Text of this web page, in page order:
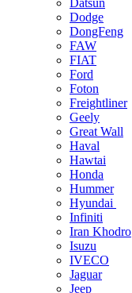
Datsun
Dodge
DongFeng
FAW
FIAT
Ford
Foton
Freightliner
Geely
Great Wall
Haval
Hawtai
Honda
Hummer
Hyundai
Infiniti
Iran Khodro
Isuzu
IVECO
Jaguar
Jeep